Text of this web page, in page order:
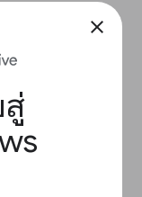
close
สม ไม่ว่าต้นทุนจะ
าณต่างๆ
บราคาเสนอหาก
ำแหน่งทาง
แสดงเฉพาะ
น